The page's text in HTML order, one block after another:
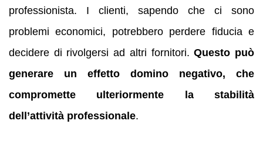
professionista. I clienti, sapendo che ci sono
problemi economici, potrebbero perdere fiducia e
decidere di rivolgersi ad altri fornitori.Questo può
generare un effetto domino negativo, che
compromette ulteriormente la stabilità
dell’attività professionale.